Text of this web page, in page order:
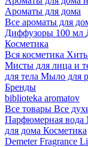
Ароматы для дома
Все ароматы для
Диффузоры 100 мл
Косметика
Вся косметика
Мисты для лица и
для тела Мыло для
Бренды
biblioteka aromatov
Все товары Все
Парфюмерная вода
для дома Косметика
Demeter Fragrance